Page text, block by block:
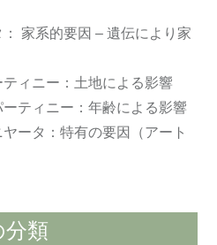
家系的要因 – 遺伝により家
ィニー：土地による影響
ティニー：年齢による影響
ータ：特有の要因（アート
類